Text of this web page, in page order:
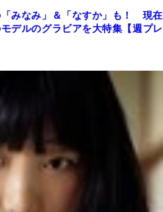
「みなみ」＆「なすか」も！ 現在
デルのグラビアを大特集【週プレ